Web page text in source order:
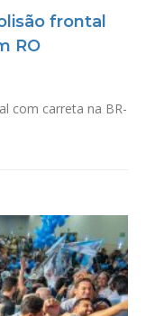
frontal
RO
com carreta na BR-